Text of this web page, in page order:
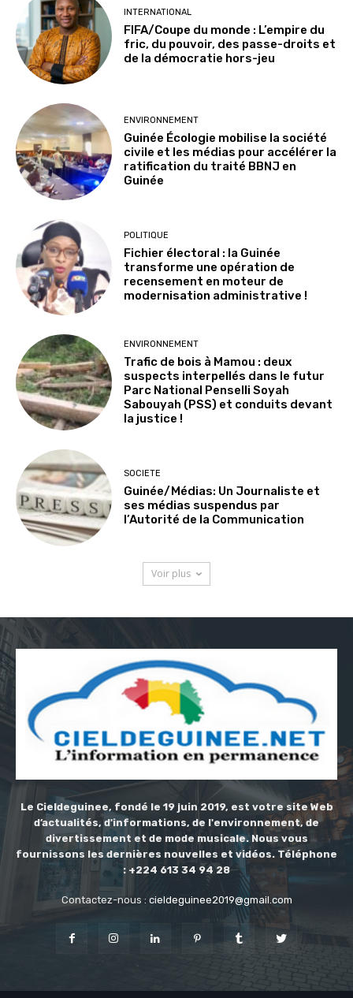
INTERNATIONAL
FIFA/Coupe du monde : L’empire du
fric, du pouvoir, des passe-droits et
de la démocratie hors-jeu
ENVIRONNEMENT
Guinée Écologie mobilise la société
civile et les médias pour accélérer la
ratification du traité BBNJ en
Guinée
POLITIQUE
Fichier électoral : la Guinée
transforme une opération de
recensement en moteur de
modernisation administrative !
ENVIRONNEMENT
Trafic de bois à Mamou : deux
suspects interpellés dans le futur
Parc National Penselli Soyah
Sabouyah (PSS) et conduits devant
la justice !
SOCIETE
Guinée/Médias: Un Journaliste et
ses médias suspendus par
l’Autorité de la Communication
Voir plus
Le Cieldeguinee, fondé le 19 juin 2019, est votre site Web
d’actualités, d'informations, de l'environnement, de
divertissement et de mode musicale. Nous vous
fournissons les dernières nouvelles et vidéos. Téléphone
: +224 613 34 94 28
Contactez-nous : cieldeguinee2019@gmail.com